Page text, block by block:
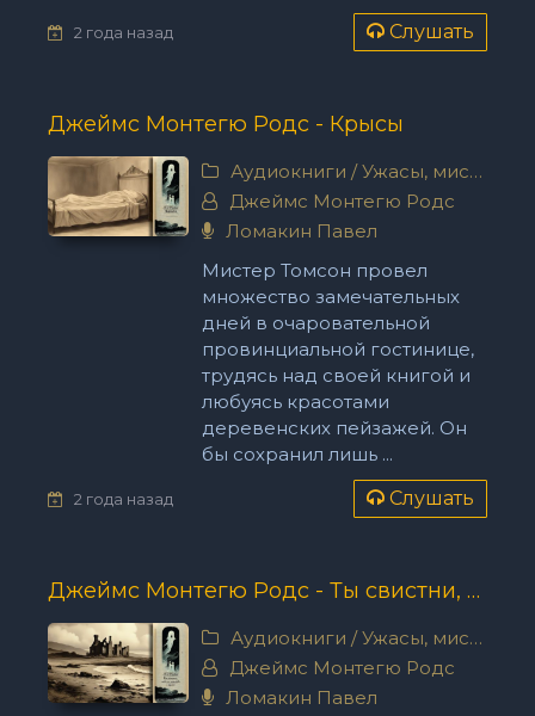
2 года назад Слушать
Джеймс Монтегю Родс - Крысы
Аудиокниги /Ужасы, мистика
Джеймс Монтегю Родс
Ломакин Павел
Мистер Томсон провел
множество замечательных
дней в очаровательной
провинциальной гостинице,
трудясь над своей книгой и
любуясь красотами
деревенских пейзажей. Он
бы сохранил лишь ...
2 года назад Слушать
Джеймс Монтегю Родс - Ты свистни, — тебя не заставлю я ждать...
Аудиокниги /Ужасы, мистика
Джеймс Монтегю Родс
Ломакин Павел